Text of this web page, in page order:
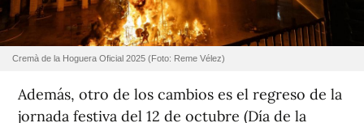
Cremà de la Hoguera Oficial 2025 (Foto: Reme Vélez)
Además, otro de los cambios es el regreso de la
jornada festiva del 12 de octubre (Día de la